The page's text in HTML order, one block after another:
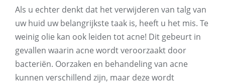
Als u echter denkt dat het verwijderen van talg van
uw huid uw belangrijkste taak is, heeft u het mis. Te
weinig olie kan ook leiden tot acne! Dit gebeurt in
gevallen waarin acne wordt veroorzaakt door
bacteriën. Oorzaken en behandeling van acne
kunnen verschillend zijn, maar deze wordt